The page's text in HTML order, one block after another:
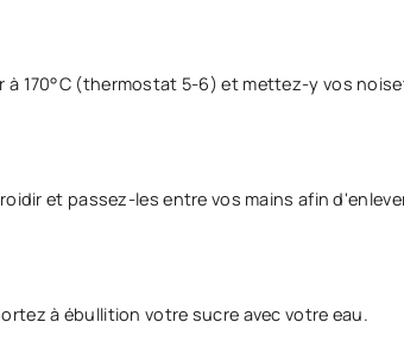
à 170°C (thermostat 5-6) et mettez-y vos
et passez-les entre vos mains afin
à ébullition votre sucre avec votre eau.